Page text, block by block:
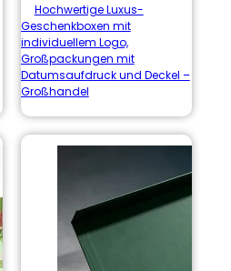
Hochwertige Luxus-
Geschenkboxen mit
individuellem Logo,
Großpackungen mit
Datumsaufdruck und Deckel –
Großhandel